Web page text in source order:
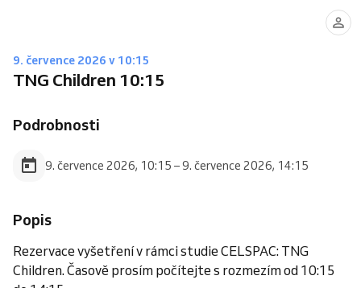
9. července 2026 v 10:15
TNG Children 10:15
Podrobnosti
9. července 2026, 10:15 – 9. července 2026, 14:15
Popis
Rezervace vyšetření v rámci studie CELSPAC: TNG
Children. Časově prosím počítejte s rozmezím od 10:15